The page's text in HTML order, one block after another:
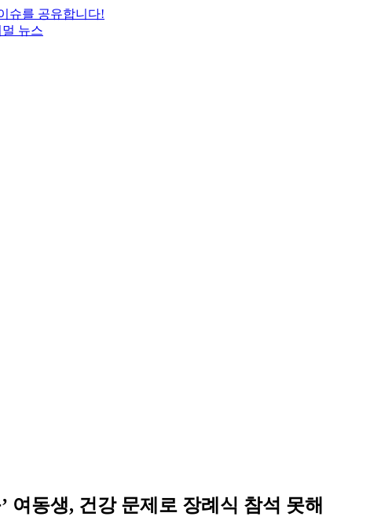
슈를 공유합니다!
뉴스
여동생, 건강 문제로 장례식 참석 못해